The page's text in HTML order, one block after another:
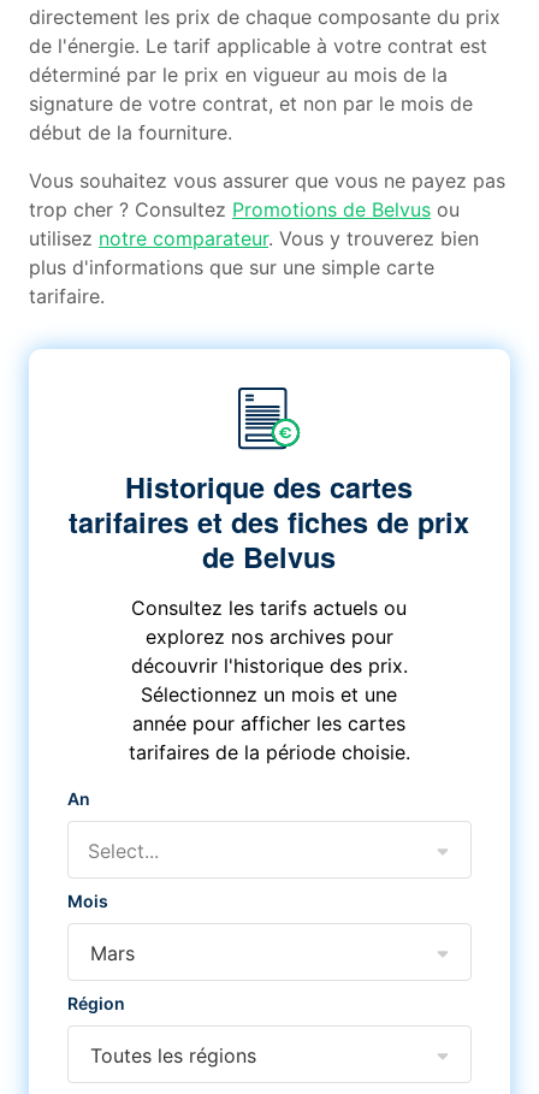
directement les prix de chaque composante du prix
de l'énergie. Le tarif applicable à votre contrat est
déterminé par le prix en vigueur au mois de la
signature de votre contrat, et non par le mois de
début de la fourniture.
Vous souhaitez vous assurer que vous ne payez pas
trop cher ? Consultez Promotions de Belvus ou
utilisez notre comparateur. Vous y trouverez bien
plus d'informations que sur une simple carte
tarifaire.
Historique des cartes
tarifaires et des fiches de prix
de Belvus
Consultez les tarifs actuels ou
explorez nos archives pour
découvrir l'historique des prix.
Sélectionnez un mois et une
année pour afficher les cartes
tarifaires de la période choisie.
An
Select...
Mois
Mars
Région
Toutes les régions